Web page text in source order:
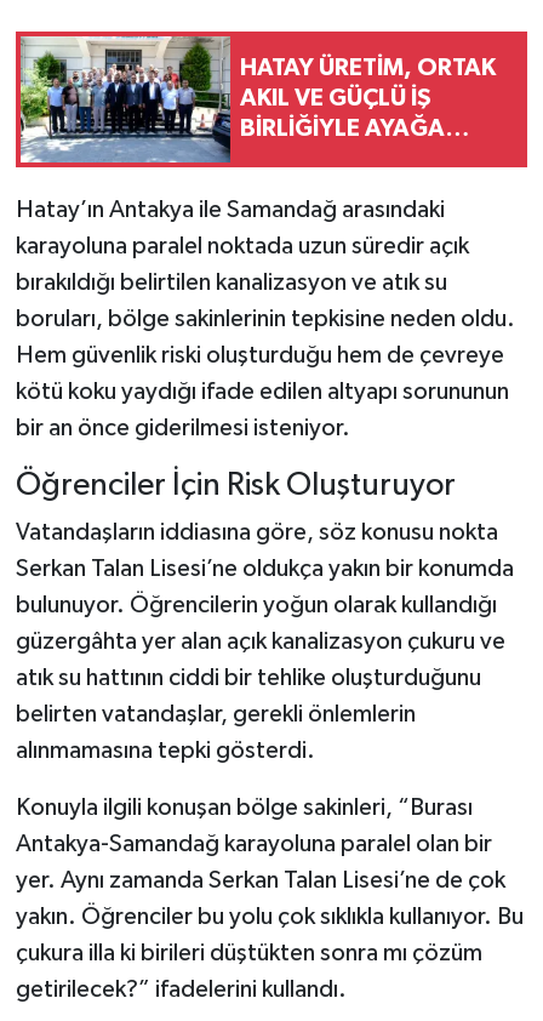
HATAY ÜRETİM, ORTAK
AKIL VE GÜÇLÜ İŞ
BİRLİĞİYLE AYAĞA
Hatay’ın Antakya ile Samandağ arasındaki
karayoluna paralel noktada uzun süredir açık
bırakıldığı belirtilen kanalizasyon ve atık su
boruları, bölge sakinlerinin tepkisine neden oldu.
Hem güvenlik riski oluşturduğu hem de çevreye
kötü koku yaydığı ifade edilen altyapı sorununun
bir an önce giderilmesi isteniyor.
Öğrenciler İçin Risk Oluşturuyor
Vatandaşların iddiasına göre, söz konusu nokta
Serkan Talan Lisesi’ne oldukça yakın bir konumda
bulunuyor. Öğrencilerin yoğun olarak kullandığı
güzergâhta yer alan açık kanalizasyon çukuru ve
atık su hattının ciddi bir tehlike oluşturduğunu
belirten vatandaşlar, gerekli önlemlerin
alınmamasına tepki gösterdi.
Konuyla ilgili konuşan bölge sakinleri, “Burası
Antakya-Samandağ karayoluna paralel olan bir
yer. Aynı zamanda Serkan Talan Lisesi’ne de çok
yakın. Öğrenciler bu yolu çok sıklıkla kullanıyor. Bu
çukura illa ki birileri düştükten sonra mı çözüm
getirilecek?” ifadelerini kullandı.